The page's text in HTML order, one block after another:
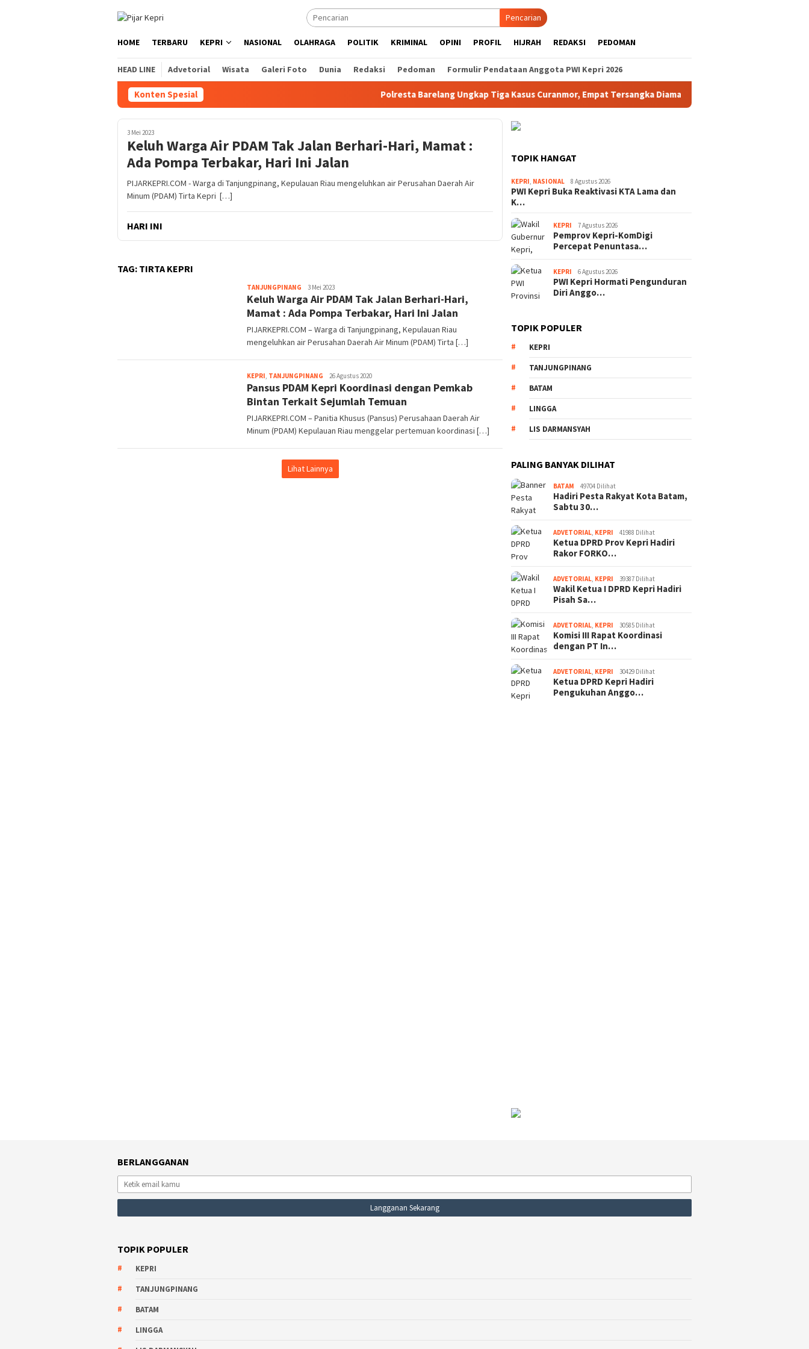
Pencarian
HOME TERBARU KEPRI NASIONAL OLAHRAGA POLITIK KRIMINAL OPINI PROFIL HIJRAH REDAKSI PEDOMAN
HEAD LINE Advetorial Wisata Galeri Foto Dunia Redaksi Pedoman Formulir Pendataan Anggota PWI Kepri 2026
Konten Spesial Polresta Barelang Ungkap Tiga Kasus Curanmor, Empat Tersangka Diamankan
3 Mei 2023
Keluh Warga Air PDAM Tak Jalan Berhari-Hari, Mamat :
Ada Pompa Terbakar, Hari Ini Jalan
PIJARKEPRI.COM - Warga di Tanjungpinang, Kepulauan Riau mengeluhkan air Perusahan Daerah Air
Minum (PDAM) Tirta Kepri […]
HARI INI
TAG: TIRTA KEPRI
TANJUNGPINANG Pijarkepri.com
3 Mei 2023
Keluh Warga Air PDAM Tak Jalan Berhari-Hari,
Mamat : Ada Pompa Terbakar, Hari Ini Jalan
PIJARKEPRI.COM – Warga di Tanjungpinang, Kepulauan Riau
mengeluhkan air Perusahan Daerah Air Minum (PDAM) Tirta […]
KEPRI, TANJUNGPINANG Pijarkepri.com
26 Agustus 2020
Pansus PDAM Kepri Koordinasi dengan Pemkab
Bintan Terkait Sejumlah Temuan
PIJARKEPRI.COM – Panitia Khusus (Pansus) Perusahaan Daerah Air
Minum (PDAM) Kepulauan Riau menggelar pertemuan koordinasi […]
Lihat Lainnya
TOPIK HANGAT
KEPRI, NASIONAL 8 Agustus 2026
PWI Kepri Buka Reaktivasi KTA Lama dan
K…
KEPRI 7 Agustus 2026
Pemprov Kepri-KomDigi
Percepat Penuntasa…
KEPRI 6 Agustus 2026
PWI Kepri Hormati Pengunduran
Diri Anggo…
TOPIK POPULER
KEPRI
TANJUNGPINANG
BATAM
LINGGA
LIS DARMANSYAH
PALING BANYAK DILIHAT
BATAM 49704 Dilihat
Hadiri Pesta Rakyat Kota Batam,
Sabtu 30…
ADVETORIAL, KEPRI 41988 Dilihat
Ketua DPRD Prov Kepri Hadiri
Rakor FORKO…
ADVETORIAL, KEPRI 39387 Dilihat
Wakil Ketua I DPRD Kepri Hadiri
Pisah Sa…
ADVETORIAL, KEPRI 30585 Dilihat
Komisi III Rapat Koordinasi
dengan PT In…
ADVETORIAL, KEPRI 30429 Dilihat
Ketua DPRD Kepri Hadiri
Pengukuhan Anggo…
BERLANGGANAN
TOPIK POPULER
KEPRI
TANJUNGPINANG
BATAM
LINGGA